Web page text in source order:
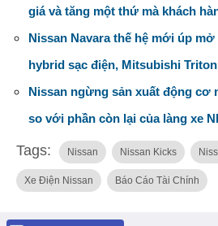
giá và tăng một thứ mà khách
Nissan Navara thế hệ mới úp
hybrid sạc điện, Mitsubishi
Nissan ngừng sản xuất động cơ
so với phần còn lại của làng xe
Tags: Nissan Nissan Kicks
Xe Điện Nissan Báo Cáo Tài Chính